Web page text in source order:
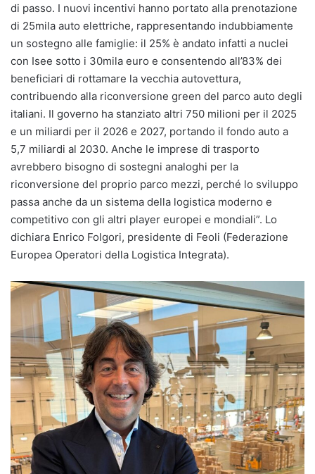
di passo. I nuovi incentivi hanno portato alla prenotazione
di 25mila auto elettriche, rappresentando indubbiamente
un sostegno alle famiglie: il 25% è andato infatti a nuclei
con Isee sotto i 30mila euro e consentendo all’83% dei
beneficiari di rottamare la vecchia autovettura,
contribuendo alla riconversione green del parco auto degli
italiani. Il governo ha stanziato altri 750 milioni per il 2025
e un miliardi per il 2026 e 2027, portando il fondo auto a
5,7 miliardi al 2030. Anche le imprese di trasporto
avrebbero bisogno di sostegni analoghi per la
riconversione del proprio parco mezzi, perché lo sviluppo
passa anche da un sistema della logistica moderno e
competitivo con gli altri player europei e mondiali”. Lo
dichiara Enrico Folgori, presidente di Feoli (Federazione
Europea Operatori della Logistica Integrata).